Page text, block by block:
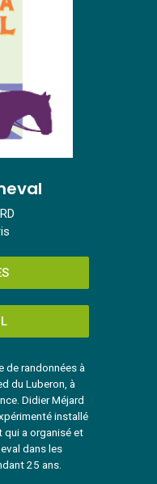
de randonnées à
du Luberon, à
Didier Méjard
installé
qui a organisé et
dans les
25 ans.